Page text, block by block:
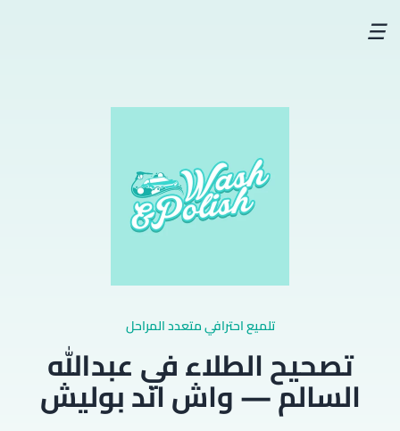
☰
تلميع احترافي متعدد المراحل
تصحيح الطلاء في عبدالله
السالم — واش اند بوليش